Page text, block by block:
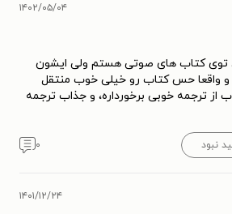
۱۴۰۲/۰۵/۰۴
توی کتاب های صوتی هستم ولی ایشون
واقعا حس کتاب رو خیلی خوب منتقل
از ترجمه خوبی برخورداره، و جذاب ترجمه
نبود ۰
۱۴۰۱/۱۲/۲۴